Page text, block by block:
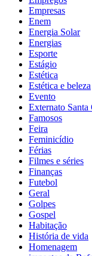
Empresas
Enem
Energia Solar
Energias
Esporte
Estágio
Estética
Estética e beleza
Evento
Externato Santa
Famosos
Feira
Feminicídio
Férias
Filmes e séries
Finanças
Futebol
Geral
Golpes
Gospel
Habitação
História de vida
Homenagem